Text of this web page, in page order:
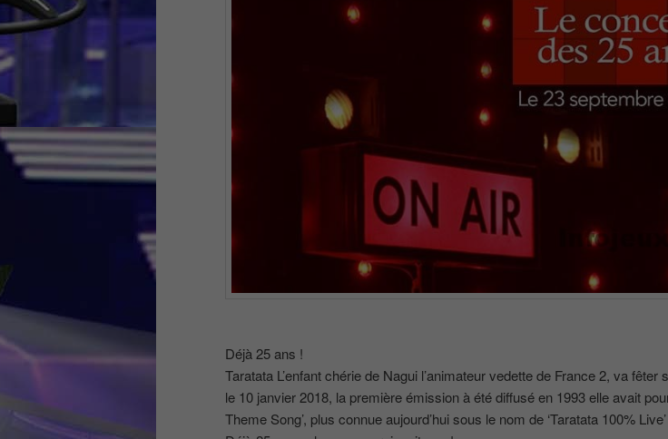
Déjà 25 ans !
Taratata L’enfant chérie de Nagui l’animateur vedette de France 2, va fêter
le 10 janvier 2018, la première émission à été diffusé en 1993 elle avait
Theme Song’, plus connue aujourd’hui sous le nom de ‘Taratata 100% Live’